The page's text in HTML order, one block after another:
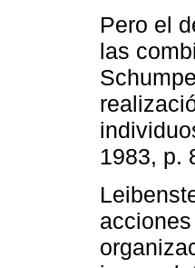
Pero el
las
1983, p.